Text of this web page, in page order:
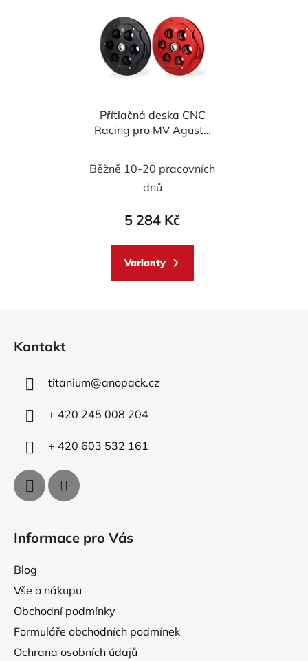
Přítlačná deska CNC
Racing pro MV Agusta
Běžně 10-20 pracovních
dnů
5 284 Kč
Varianty
Kontakt
titanium@anopack.cz
+ 420 245 008 204
+ 420 603 532 161
Informace pro Vás
Blog
Vše o nákupu
Obchodní podmínky
Formuláře obchodních podmínek
Ochrana osobních údajů